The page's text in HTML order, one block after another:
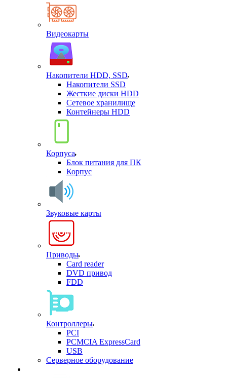
Видеокарты
Накопители HDD, SSD
Накопители SSD
Жесткие диски HDD
Сетевое хранилище
Контейнеры HDD
Корпуса
Блок питания для ПК
Корпус
Звуковые карты
Приводы
Card reader
DVD привод
FDD
Контроллеры
PCI
PCMCIA ExpressCard
USB
Cерверное оборудование